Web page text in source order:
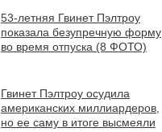
53-летняя Гвинет Пэлтроу
показала безупречную форму
во время отпуска (8 ФОТО)
Гвинет Пэлтроу осудила
американских миллиардеров,
но ее саму в итоге высмеяли